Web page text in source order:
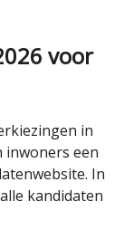
voor
in
inwoners een
In
kandidaten